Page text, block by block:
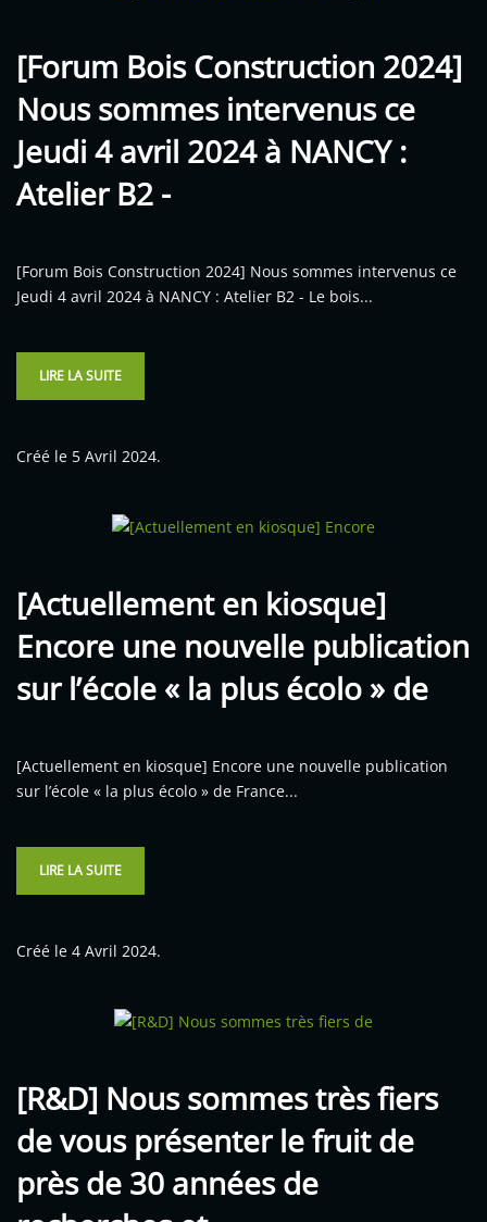
[Forum Bois Construction 2024]
Nous sommes intervenus ce
Jeudi 4 avril 2024 à NANCY :
Atelier B2 -
[Forum Bois Construction 2024] Nous sommes intervenus ce
Jeudi 4 avril 2024 à NANCY : Atelier B2 - Le bois...
LIRE LA SUITE
Créé le 5 Avril 2024.
[Actuellement en kiosque]
Encore une nouvelle publication
sur l’école « la plus écolo » de
[Actuellement en kiosque] Encore une nouvelle publication
sur l’école « la plus écolo » de France...
LIRE LA SUITE
Créé le 4 Avril 2024.
[R&D] Nous sommes très fiers
de vous présenter le fruit de
près de 30 années de